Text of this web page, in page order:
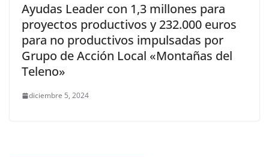
Ayudas Leader con 1,3 millones para
proyectos productivos y 232.000 euros
para no productivos impulsadas por
Grupo de Acción Local «Montañas del
Teleno»
diciembre 5, 2024